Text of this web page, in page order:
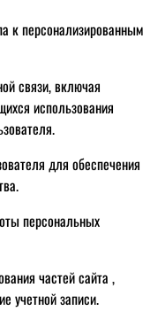
к персонализированным
связи, включая
использования
для обеспечения
персональных
частей сайта ,
учетной записи.